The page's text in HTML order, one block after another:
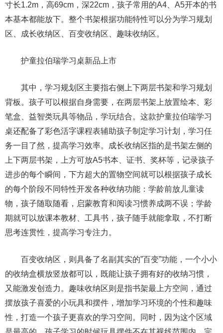
寸长1.2m，高69cm，深22cm，孩子常用的A4、A5开本的书
本基本都能放下。整个书架根据功能特性可以分为学习规划
区、成长收纳区、百变收纳区、趣味收纳区。
护童拉伯瑞学习桌新品上市
其中，学习规划区主要指右侧上下两层书架和学习规划
背板。孩子可以根据自身需要，在两层书架上放置绘本、彩
笔盒、益智类玩具等物品，学玩结合。这款护童拉伯瑞学习
桌还配备了彩色活字课程表辅助孩子制定学习计划，学习任
务一目了然，提高学习效率。成长收纳区指的是书架左侧的
上下两层书架，上方可放A5书本、证书、奖杯等，记录孩子
进步的每个瞬间，下方超大的置物空间就可以根据孩子成长
的每个阶段不同特性开发各种收纳功能：学龄前放儿童读
物，孩子随取随看，启蒙教育和阅读习惯养成两不误；学龄
期就可以放课本教材、工具书，孩子随手就能拿取，不打断
思考连贯性，提高学习专注力。
百变收纳区，则具备了名副其实的”百变”功能，一个小小
的收纳盒横放竖放都可以，既能让孩子拥有好的收纳习惯，
又能激发创造力。趣味收纳区则是指书架最上方空间，通过
摆放孩子喜爱的小玩具和摆件，增加学习环境的个性和趣味
性，打造一个孩子更喜欢的学习空间。同时，因为这个区域